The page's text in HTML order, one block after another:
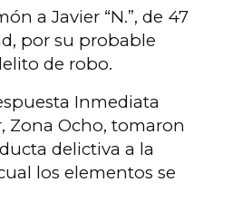
a Javier “N.”, de 47
por su probable
de robo.
Inmediata
Zona Ocho, tomaron
delictiva a la
los elementos se